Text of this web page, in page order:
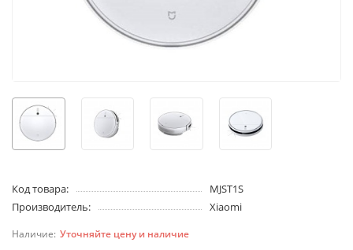
Код товара:
MJST1S
Производитель:
Xiaomi
Уточняйте цену и наличие